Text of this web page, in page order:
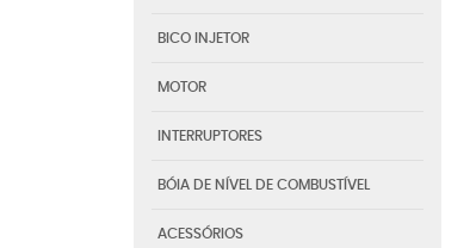
BICO INJETOR
MOTOR
INTERRUPTORES
BÓIA DE NÍVEL DE COMBUSTÍVEL
ACESSÓRIOS